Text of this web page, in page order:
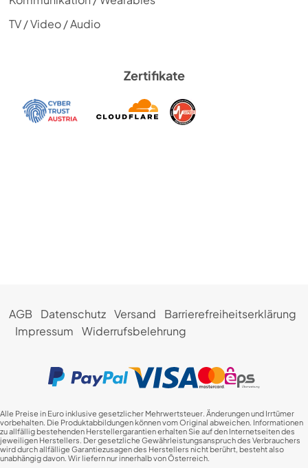
TV / Video / Audio
Zertifikate
AGB Datenschutz Versand
Barrierefreiheitserklärung
Impressum
Widerrufsbelehrung
Alle Preise in Euro inklusive gesetzlicher Mehrwertsteuer. Änderungen und Irrtümer
vorbehalten. Die Produktabbildungen können vom Original abweichen. Informationen
zu allfällig bestehenden Herstellergarantien erhalten Sie auf den Internetseiten des
jeweiligen Herstellers. Der gesetzliche Gewährleistungsanspruch des Verbrauchers
wird durch allfällige Garantiezusagen des Herstellers nicht berührt, besteht also
unabhängig davon. Wir liefern nur innerhalb von Österreich.